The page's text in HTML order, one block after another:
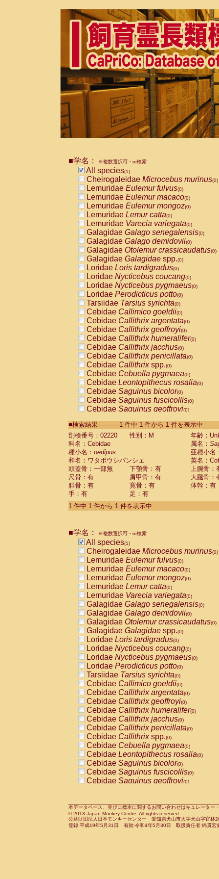
■学名： ※複数選択可・or検索
All species(1)
Cheirogaleidae Microcebus murinus(0)
Lemuridae Eulemur fulvus(0)
Lemuridae Eulemur macaco(0)
Lemuridae Eulemur mongoz(0)
Lemuridae Lemur catta(0)
Lemuridae Varecia variegata(0)
Galagidae Galago senegalensis(0)
Galagidae Galago demidovii(0)
Galagidae Otolemur crassicaudatus(0)
Galagidae Galagidae spp.(0)
Loridae Loris tardigradus(0)
Loridae Nycticebus coucang(0)
Loridae Nycticebus pygmaeus(0)
Loridae Perodicticus potto(0)
Tarsiidae Tarsius syrichta(0)
Cebidae Callimico goeldii(0)
Cebidae Callithrix argentata(0)
Cebidae Callithrix geoffroyi(0)
Cebidae Callithrix humeralifer(0)
Cebidae Callithrix jacchus(0)
Cebidae Callithrix penicillata(0)
Cebidae Callithrixspp.(0)
Cebidae Cebuella pygmaea(0)
Cebidae Leontopithecus rosalia(0)
Cebidae Saguinus bicolor(0)
Cebidae Saguinus fuscicollis(0)
Cebidae Saguinus geoffroyi(0)
CebidaeSaguinus labiatus(0)
Cebidae Saguinus leucopus (0)
Cebidae
Cebidae
CebidaeSaguinus nigricollis (0)
Cebidae Saguinus oedipus
Cebidae Saguinus weddelli
Cebidae Saguinusspp.
Cebidae Aotus trivirgatus
Cebidae Cebus albifrons
CebidaeCebus nigrivittatus
CebidaeCebus
CebidaeSaimiri boliviensis(0)
CebidaeSaimiri sciureus(0)
AtelidaeAlouatta caraya(0)
AtelidaeAlouatta fusca(0)
AtelidaeAlouatta seniculus
AtelidaeAlouattaspp.(0)
AtelidaeAteles belzebuth(0)
AtelidaeAteles geoffroyi(0)
AtelidaeAteles paniscus(0)
AtelidaeAtelesspp.(0)
Atelidae Lagothrix lagothricha
AtelidaeLagothrix lagothricha cana
PitheciidaeCacajao calvus
PitheciidaeCallicebus cupreus
PitheciidaeCallicebus donacophilus
PitheciidaeCallicebus moloch
PitheciidaeCallicebus torquatus
PitheciidaeCallicebusspp.(0)
PitheciidaeChiropotes satanas(0)
PitheciidaePithecia monachus
PitheciidaePithecia pithecia(0)
CercopithecidaeCercocebus agilis
CercopithecidaeCercocebus
CercopithecidaeCercocebus
CercopithecidaeCercocebus
CercopithecidaeCercocebus
CercopithecidaeCercocebushybrid
CercopithecidaePapio anubis(0)
CercopithecidaePapio cynocephalus
CercopithecidaePapio hamadryas(0)
■検索結果-----------1 件中 1 件から 1 件を表示中
剖検番号：02220
性別：M
年齢：
科名：Cebidae
属名：
種小名： oedipus
亜種小名
和名：ワタボウシパンシェ
英名：
頭蓋骨：一部無
下顎骨：有
上腕骨：
尺骨：有
肩甲骨：有
大腿骨：
腓骨：有
寛骨：有
体幹：有
手：有
足：有
1 件中 1 件から 1 件を表示中
■学名： ※複数選択可・or検索
All species(1)
Cheirogaleidae Microcebus murinus(0)
Lemuridae Eulemur fulvus(0)
Lemuridae Eulemur macaco(0)
Lemuridae Eulemur mongoz(0)
Lemuridae Lemur catta(0)
Lemuridae Varecia variegata(0)
Galagidae Galago senegalensis(0)
Galagidae Galago demidovii(0)
Galagidae Otolemur crassicaudatus(0)
Galagidae Galagidae spp.(0)
Loridae Loris tardigradus(0)
Loridae Nycticebus coucang(0)
Loridae Nycticebus pygmaeus(0)
Loridae Perodicticus potto(0)
Tarsiidae Tarsius syrichta(0)
Cebidae Callimico goeldii(0)
Cebidae Callithrix argentata(0)
Cebidae Callithrix geoffroyi(0)
Cebidae Callithrix humeralifer(0)
Cebidae Callithrix jacchus(0)
Cebidae Callithrix penicillata(0)
Cebidae Callithrixspp.(0)
Cebidae Cebuella pygmaea(0)
Cebidae Leontopithecus rosalia(0)
Cebidae Saguinus bicolor(0)
Cebidae Saguinus fuscicollis(0)
Cebidae Saguinus geoffroyi(0)
CebidaeSaguinus leucopus(0)
CebidaeSaguinus midas(0)
Cebidae Saguinus mystax(0)
本データベース、並びに標本に関するお問い合わせはキュレータ
© 2013 Japan Monkey Centre. All rights reserved.
公益財団法人日本モンキーセンター 愛知県犬山市大字犬山字官
登録:平成19年5月31日 有効:令和4年5月30日 取扱責任者:綿貫宏